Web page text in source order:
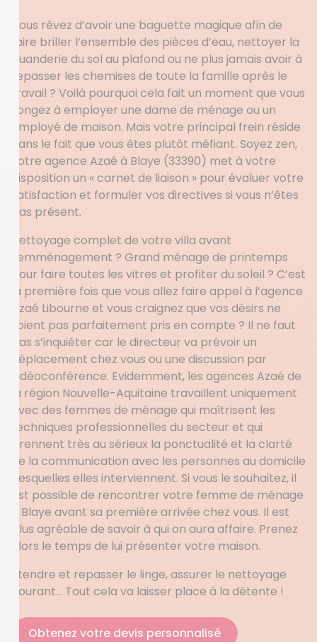
Vous rêvez d’avoir une baguette magique afin de
faire briller l’ensemble des pièces d’eau, nettoyer la
buanderie du sol au plafond ou ne plus jamais avoir à
repasser les chemises de toute la famille après le
travail ? Voilà pourquoi cela fait un moment que vous
songez à employer une dame de ménage ou un
employé de maison. Mais votre principal frein réside
dans le fait que vous êtes plutôt méfiant. Soyez zen,
votre agence Azaé à Blaye (33390) met à votre
disposition un « carnet de liaison » pour évaluer votre
satisfaction et formuler vos directives si vous n’êtes
pas présent.
Nettoyage complet de votre villa avant
l’emménagement ? Grand ménage de printemps
pour faire toutes les vitres et profiter du soleil ? C’est
la première fois que vous allez faire appel à l’agence
Azaé Libourne et vous craignez que vos désirs ne
soient pas parfaitement pris en compte ? Il ne faut
pas s’inquiéter car le directeur va prévoir un
déplacement chez vous ou une discussion par
vidéoconférence. Evidemment, les agences Azaé de
la région Nouvelle-Aquitaine travaillent uniquement
avec des femmes de ménage qui maîtrisent les
techniques professionnelles du secteur et qui
prennent très au sérieux la ponctualité et la clarté
de la communication avec les personnes au domicile
desquelles elles interviennent. Si vous le souhaitez, il
est possible de rencontrer votre femme de ménage
à Blaye avant sa première arrivée chez vous. Il est
plus agréable de savoir à qui on aura affaire. Prenez
alors le temps de lui présenter votre maison.
Etendre et repasser le linge, assurer le nettoyage
courant… Tout cela va laisser place à la détente !
Obtenez votre devis personnalisé